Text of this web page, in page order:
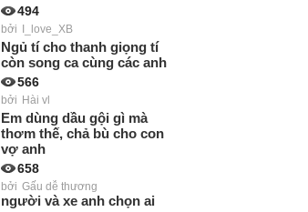
494
bởi I_love_XB
Ngủ tí cho thanh giọng tí
còn song ca cùng các anh
566
bởi Hài vl
Em dùng dầu gội gì mà
thơm thế, chả bù cho con
vợ anh
658
bởi Gấu dễ thương
người và xe anh chọn ai